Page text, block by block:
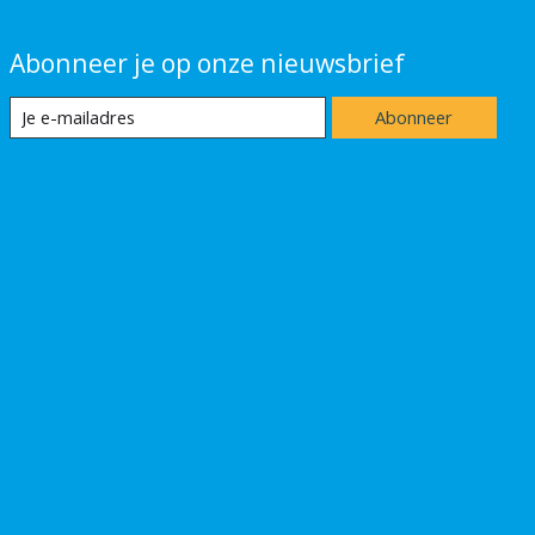
Abonneer je op onze nieuwsbrief
Abonneer